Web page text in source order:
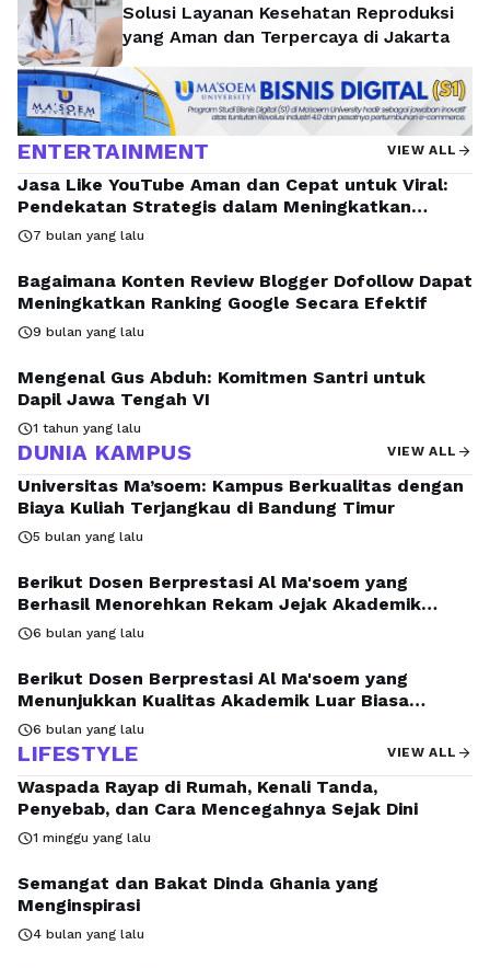
Solusi Layanan Kesehatan Reproduksi
yang Aman dan Terpercaya di Jakarta
ENTERTAINMENT VIEW ALL arrow_forward
Jasa Like YouTube Aman dan Cepat untuk Viral:
Pendekatan Strategis dalam Meningkatkan
Visibilitas Konten Digital
schedule7 bulan yang lalu
Bagaimana Konten Review Blogger Dofollow Dapat
Meningkatkan Ranking Google Secara Efektif
schedule9 bulan yang lalu
Mengenal Gus Abduh: Komitmen Santri untuk
Dapil Jawa Tengah VI
schedule1 tahun yang lalu
DUNIA KAMPUS VIEW ALL arrow_forward
Universitas Ma’soem: Kampus Berkualitas dengan
Biaya Kuliah Terjangkau di Bandung Timur
schedule5 bulan yang lalu
Berikut Dosen Berprestasi Al Ma'soem yang
Berhasil Menorehkan Rekam Jejak Akademik
Gemilang di Dunia Pendidikan
schedule6 bulan yang lalu
Berikut Dosen Berprestasi Al Ma'soem yang
Menunjukkan Kualitas Akademik Luar Biasa
Melalui Berbagai Capaian Terbaru
schedule6 bulan yang lalu
LIFESTYLE VIEW ALL arrow_forward
Waspada Rayap di Rumah, Kenali Tanda,
Penyebab, dan Cara Mencegahnya Sejak Dini
schedule1 minggu yang lalu
Semangat dan Bakat Dinda Ghania yang
Menginspirasi
schedule4 bulan yang lalu